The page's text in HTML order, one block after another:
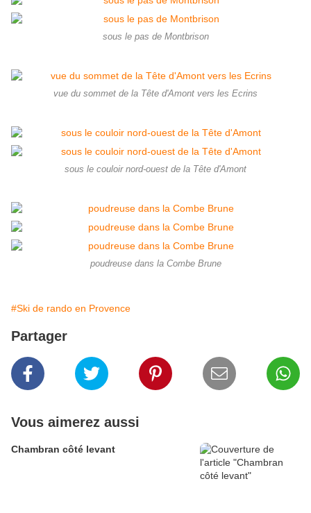
sous le pas de Montbrison
vue du sommet de la Tête d'Amont vers les Ecrins
sous le couloir nord-ouest de la Tête d'Amont
poudreuse dans la Combe Brune
#Ski de rando en Provence
Partager
Vous aimerez aussi
Chambran côté levant